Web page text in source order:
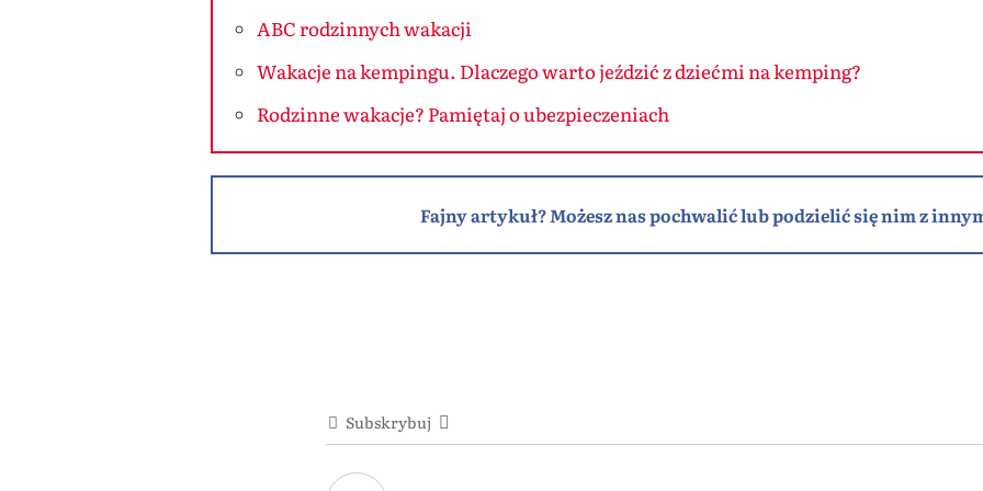
ABC rodzinnych wakacji
Wakacje na kempingu. Dlaczego warto jeździć z dziećmi na kemping?
Rodzinne wakacje? Pamiętaj o ubezpieczeniach
Fajny artykuł? Możesz nas pochwalić lub podzielić się nim z
Subskrybuj